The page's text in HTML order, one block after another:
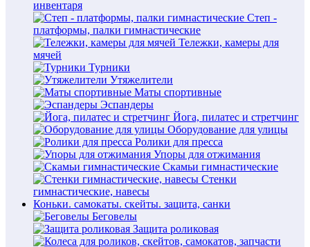
инвентаря
Степ -
платформы, палки гимнастические
Тележки, камеры для
мячей
Турники
Утяжелители
Маты спортивные
Эспандеры
Йога, пилатес и стретчинг
Оборудование для улицы
Ролики для пресса
Упоры для отжимания
Скамьи гимнастические
Стенки
гимнастические, навесы
Коньки. самокаты. скейты. защита, санки
Беговелы
Защита роликовая